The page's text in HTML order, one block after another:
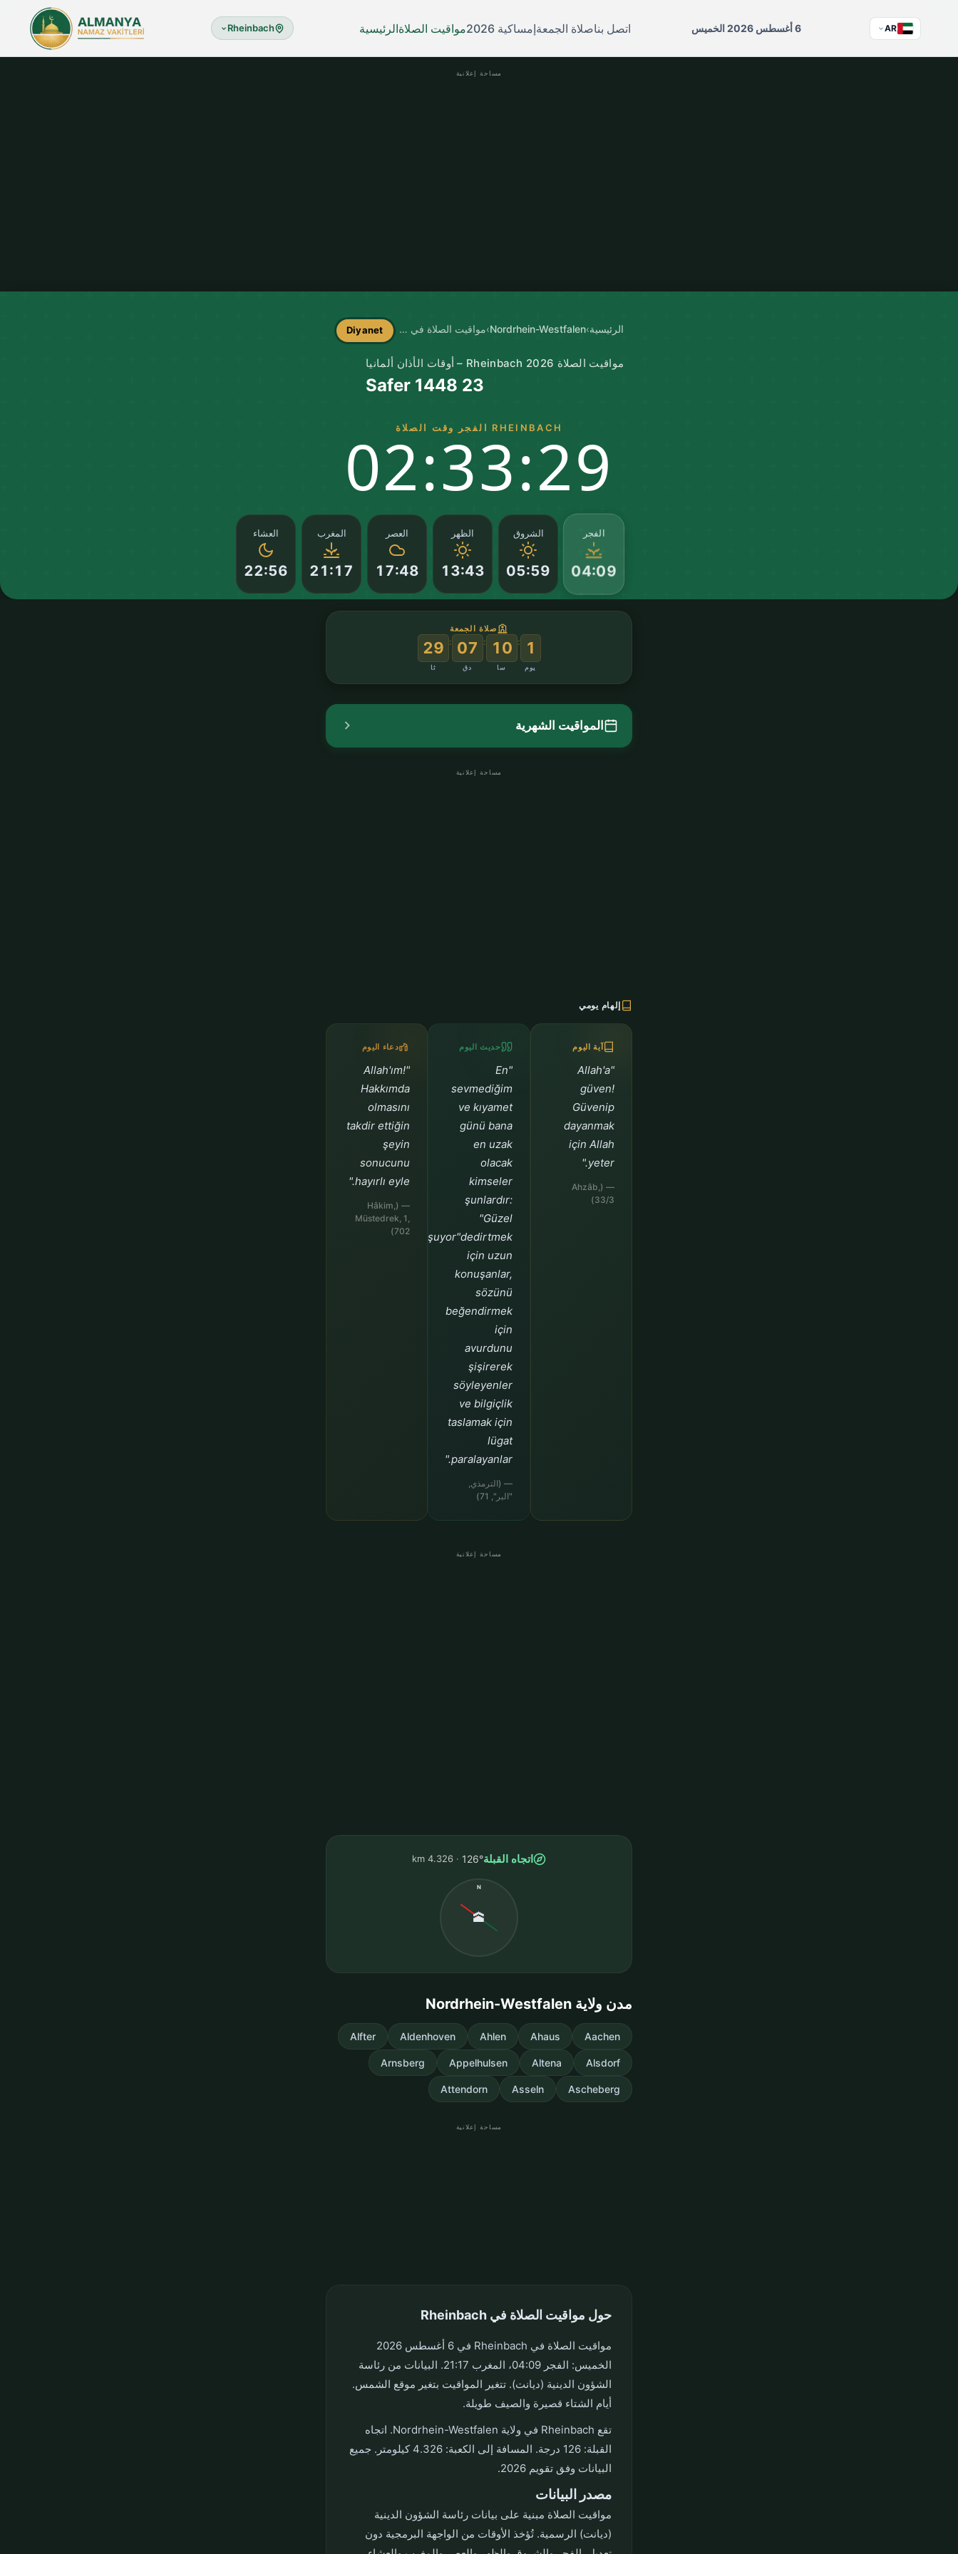
Rheinbach الرئيسيةمواقيت الصلاة إمساكية 2026صلاة الجمعةاتصل بنا 6 أغسطس 2026 الخميس AR
مساحة إعلانية
الرئيسية›
Nordrhein-Westfalen
› مواقيت الصلاة في Rheinbach Diyanet
مواقيت الصلاة Rheinbach 2026 – أوقات الأذان ألمانيا
23 Safer 1448
RHEINBACH الفجر وقت الصلاة
02:33:28
الفجر
04:09
الشروق
05:59
الظهر
13:43
العصر
17:48
المغرب
21:17
العشاء
22:56
صلاة الجمعة
1
يوم
:
10
سا
:
07
دق
:
28
ثا
المواقيت الشهرية
مساحة إعلانية
إلهام يومي
آية اليوم
"Allah'a
güven!
Güvenip
dayanmak
için Allah
yeter."
— (Ahzâb,
33/3)
حديث اليوم
"En
sevmediğim
ve kıyamet
günü bana
en uzak
olacak
kimseler
şunlardır:
"Güzel
konuşuyor"dedirtmek
için uzun
konuşanlar,
sözünü
beğendirmek
için
avurdunu
şişirerek
söyleyenler
ve bilgiçlik
taslamak için
lügat
paralayanlar."
— (الترمذي,
"البر", 71)
دعاء اليوم
"Allah'ım!
Hakkımda
olmasını
takdir ettiğin
şeyin
sonucunu
hayırlı eyle."
— (Hâkim,
Müstedrek, 1,
702)
مساحة إعلانية
اتجاه القبلة126°
4.326 km
N
🕋
مدن ولاية Nordrhein-Westfalen
Aachen
Ahaus
Ahlen
Aldenhoven
Alfter
Alsdorf
Altena
Appelhulsen
Arnsberg
Ascheberg
Asseln
Attendorn
مساحة إعلانية
حول مواقيت الصلاة في Rheinbach
مواقيت الصلاة في Rheinbach في 6 أغسطس 2026
الخميس: الفجر 04:09، المغرب 21:17. البيانات من رئاسة
الشؤون الدينية (ديانت). تتغير المواقيت بتغير موقع الشمس.
أيام الشتاء قصيرة والصيف طويلة.
تقع Rheinbach في ولاية Nordrhein-Westfalen. اتجاه
القبلة: 126 درجة. المسافة إلى الكعبة: 4.326 كيلومتر. جميع
البيانات وفق تقويم 2026.
مصدر البيانات
مواقيت الصلاة مبنية على بيانات رئاسة الشؤون الدينية
(ديانت) الرسمية. تُؤخذ الأوقات من الواجهة البرمجية دون